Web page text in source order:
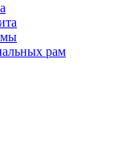
рам